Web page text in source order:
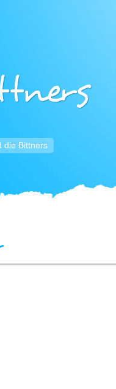
die Bittners